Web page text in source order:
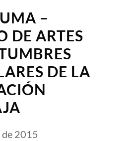
–
DE ARTES
DE LA
de 2015